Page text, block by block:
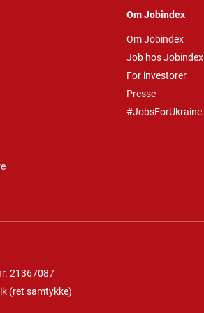
Om Jobindex
Om Jobindex
Job hos Jobindex
For investorer
Presse
#JobsForUkraine
21367087
(ret samtykke)